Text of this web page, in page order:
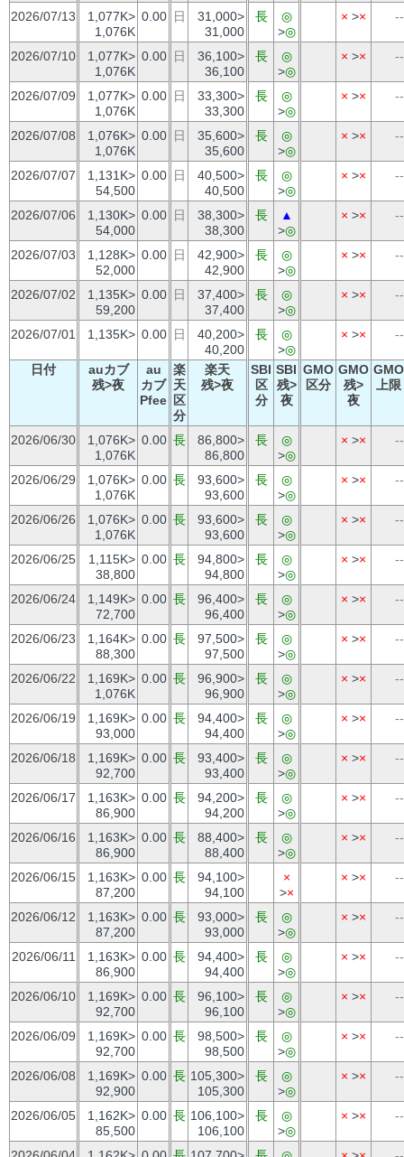
2026/07/13
1,077K>
1,076K
0.00 日
31,000>
31,000
長
◎
>◎
× >× --
2026/07/10
1,077K>
1,076K
0.00 日
36,100>
36,100
長
◎
>◎
× >× --
2026/07/09
1,077K>
1,076K
0.00 日
33,300>
33,300
長
◎
>◎
× >× --
2026/07/08
1,076K>
1,076K
0.00 日
35,600>
35,600
長
◎
>◎
× >× --
2026/07/07
1,131K>
54,500
0.00 日
40,500>
40,500
長
◎
>◎
× >× --
2026/07/06
1,130K>
54,000
0.00 日
38,300>
38,300
長
▲
>◎
× >× --
2026/07/03
1,128K>
52,000
0.00 日
42,900>
42,900
長
◎
>◎
× >× --
2026/07/02
1,135K>
59,200
0.00 日
37,400>
37,400
長
◎
>◎
× >× --
2026/07/01 1,135K> 0.00 日
40,200>
40,200
長
◎
>◎
× >× --
日付
auカブ
残>夜
au
カブ
Pfee
楽
天
区
分
楽天
残>夜
SBI
区
分
SBI
残>
夜
GMO
区分
GMO
残>
夜
GMO
上限
2026/06/30
1,076K>
1,076K
0.00 長
86,800>
86,800
長
◎
>◎
× >× --
2026/06/29
1,076K>
1,076K
0.00 長
93,600>
93,600
長
◎
>◎
× >× --
2026/06/26
1,076K>
1,076K
0.00 長
93,600>
93,600
長
◎
>◎
× >× --
2026/06/25
1,115K>
38,800
0.00 長
94,800>
94,800
長
◎
>◎
× >× --
2026/06/24
1,149K>
72,700
0.00 長
96,400>
96,400
長
◎
>◎
× >× --
2026/06/23
1,164K>
88,300
0.00 長
97,500>
97,500
長
◎
>◎
× >× --
2026/06/22
1,169K>
1,076K
0.00 長
96,900>
96,900
長
◎
>◎
× >× --
2026/06/19
1,169K>
93,000
0.00 長
94,400>
94,400
長
◎
>◎
× >× --
2026/06/18
1,169K>
92,700
0.00 長
93,400>
93,400
長
◎
>◎
× >× --
2026/06/17
1,163K>
86,900
0.00 長
94,200>
94,200
長
◎
>◎
× >× --
2026/06/16
1,163K>
86,900
0.00 長
88,400>
88,400
長
◎
>◎
× >× --
2026/06/15
1,163K>
87,200
0.00 長
94,100>
94,100
×
>×
× >× --
2026/06/12
1,163K>
87,200
0.00 長
93,000>
93,000
長
◎
>◎
× >× --
2026/06/11
1,163K>
86,900
0.00 長
94,400>
94,400
長
◎
>◎
× >× --
2026/06/10
1,169K>
92,700
0.00 長
96,100>
96,100
長
◎
>◎
× >× --
2026/06/09
1,169K>
92,700
0.00 長
98,500>
98,500
長
◎
>◎
× >× --
2026/06/08
1,169K>
92,900
0.00 長 105,300>
105,300
長
◎
>◎
× >× --
2026/06/05
1,162K>
85,500
0.00 長 106,100>
106,100
長
◎
>◎
× >× --